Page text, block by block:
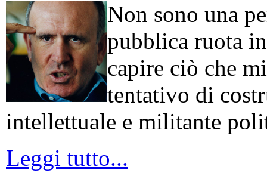
Non sono una
pubblica ruota
capire ciò che
tentativo di
intellettuale e militante
Leggi tutto...